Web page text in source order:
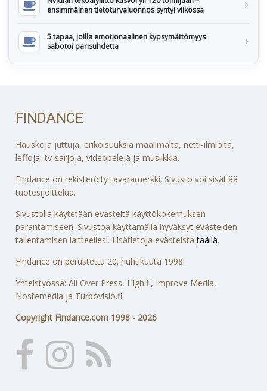
ensimmäinen tietoturvaluonnos syntyi viikossa
5 tapaa, joilla emotionaalinen kypsymättömyys
sabotoi parisuhdetta
FINDANCE
Hauskoja juttuja, erikoisuuksia maailmalta, netti-ilmiöitä,
leffoja, tv-sarjoja, videopelejä ja musiikkia.
Findance on rekisteröity tavaramerkki. Sivusto voi sisältää
tuotesijoittelua.
Sivustolla käytetään evästeitä käyttökokemuksen
parantamiseen. Sivustoa käyttämällä hyväksyt evästeiden
tallentamisen laitteellesi. Lisätietoja evästeistätäällä.
Findance on perustettu 20. huhtikuuta 1998.
Yhteistyössä: All Over Press, High.fi, Improve Media,
Nostemedia ja Turbovisio.fi.
Copyright Findance.com 1998 - 2026